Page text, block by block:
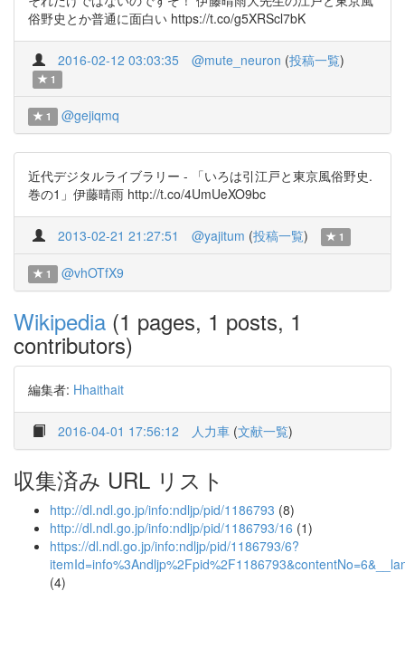
俗野史とか普通に面白い https://t.co/g5XRScl7bK
2016-02-12 03:03:35 @mute_neuron (投稿一覧)
1
1 @gejiqmq
近代デジタルライブラリー - 「いろは引江戸と東京風俗野史.
巻の1」伊藤晴雨 http://t.co/4UmUeXO9bc
2013-02-21 21:27:51 @yajitum (投稿一覧) 1
1 @vhOTfX9
Wikipedia (1 pages, 1 posts, 1
contributors)
編集者: Hhaithait
2016-04-01 17:56:12 人力車 (文献一覧)
収集済み URL リスト
http://dl.ndl.go.jp/info:ndljp/pid/1186793 (8)
http://dl.ndl.go.jp/info:ndljp/pid/1186793/16 (1)
https://dl.ndl.go.jp/info:ndljp/pid/1186793/6?
(4)